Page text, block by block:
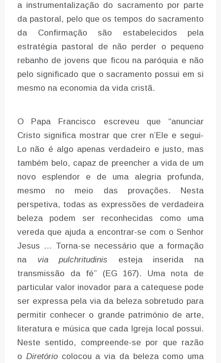
a instrumentalização do sacramento por parte
da pastoral, pelo que os tempos do sacramento
da Confirmação são estabelecidos pela
estratégia pastoral de não perder o pequeno
rebanho de jovens que ficou na paróquia e não
pelo significado que o sacramento possui em si
mesmo na economia da vida cristã.
O Papa Francisco escreveu que “anunciar
Cristo significa mostrar que crer n’Ele e segui-
Lo não é algo apenas verdadeiro e justo, mas
também belo, capaz de preencher a vida de um
novo esplendor e de uma alegria profunda,
mesmo no meio das provações. Nesta
perspetiva, todas as expressões de verdadeira
beleza podem ser reconhecidas como uma
vereda que ajuda a encontrar-se com o Senhor
Jesus … Torna-se necessário que a formação
na via pulchritudinis esteja inserida na
transmissão da fé” (EG 167). Uma nota de
particular valor inovador para a catequese pode
ser expressa pela via da beleza sobretudo para
permitir conhecer o grande património de arte,
literatura e música que cada Igreja local possui.
Neste sentido, compreende-se por que razão
o Diretóriocolocou a via da beleza como uma